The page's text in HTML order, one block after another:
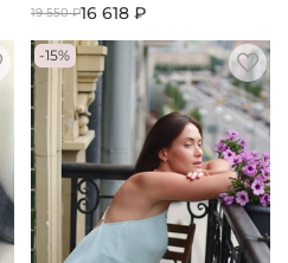
19 550 ₽16 618 ₽
-15%